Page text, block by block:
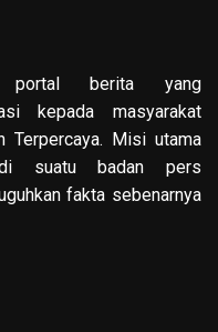
portal berita yang
kepada masyarakat
Terpercaya. Misi utama
suatu badan pers
fakta sebenarnya